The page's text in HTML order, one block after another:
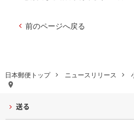
日本郵便トップ ニュースリリース
前のページへ戻る
送る